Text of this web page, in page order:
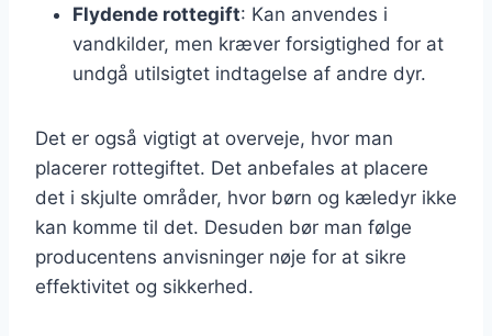
Flydende rottegift: Kan anvendes i
vandkilder, men kræver forsigtighed for at
undgå utilsigtet indtagelse af andre dyr.
Det er også vigtigt at overveje, hvor man
placerer rottegiftet. Det anbefales at placere
det i skjulte områder, hvor børn og kæledyr ikke
kan komme til det. Desuden bør man følge
producentens anvisninger nøje for at sikre
effektivitet og sikkerhed.